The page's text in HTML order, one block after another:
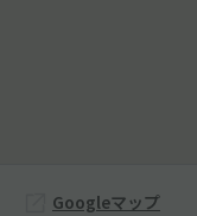
Googleマップ